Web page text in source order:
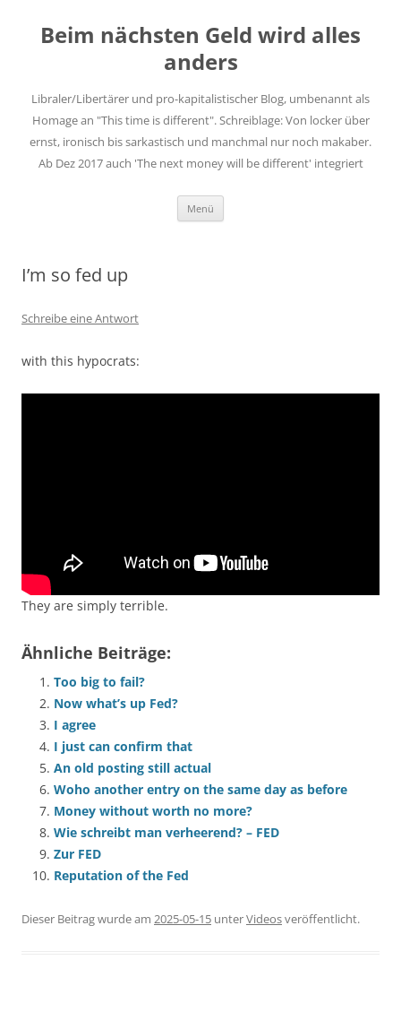
springen
Beim nächsten Geld wird alles
anders
Libraler/Libertärer und pro-kapitalistischer Blog, umbenannt als
Homage an "This time is different". Schreiblage: Von locker über
ernst, ironisch bis sarkastisch und manchmal nur noch makaber.
Ab Dez 2017 auch 'The next money will be different' integriert
Menü
I’m so fed up
Schreibe eine Antwort
with this hypocrats:
They are simply terrible.
Ähnliche Beiträge:
Too big to fail?
Now what’s up Fed?
I agree
I just can confirm that
An old posting still actual
Woho another entry on the same day as before
Money without worth no more?
Wie schreibt man verheerend? – FED
Zur FED
Reputation of the Fed
Dieser Beitrag wurde am 2025-05-15 unterVideosveröffentlicht.